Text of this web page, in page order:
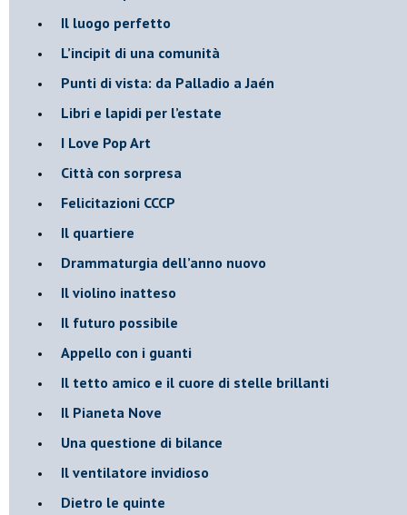
​Il luogo perfetto
​L’incipit di una comunità
Punti di vista: da Palladio a Jaén
​Libri e lapidi per l’estate
​I Love Pop Art
Città con sorpresa
Felicitazioni CCCP
​Il quartiere
​Drammaturgia dell’anno nuovo
​Il violino inatteso
​Il futuro possibile
​Appello con i guanti
​Il tetto amico e il cuore di stelle brillanti
​Il Pianeta Nove
​Una questione di bilance
​Il ventilatore invidioso
​Dietro le quinte